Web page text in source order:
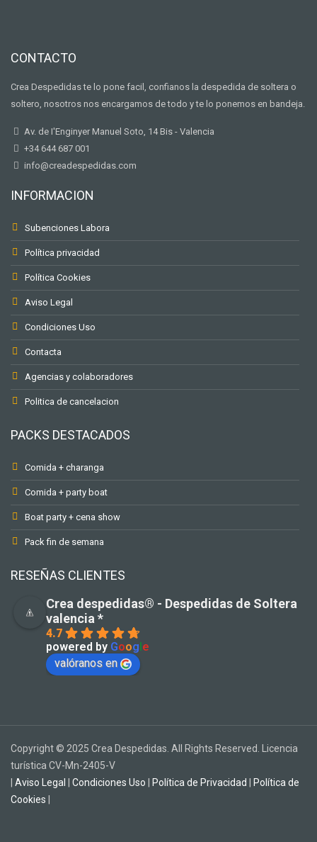
CONTACTO
Crea Despedidas te lo pone facil, confianos la despedida de soltera o
soltero, nosotros nos encargamos de todo y te lo ponemos en bandeja.
Av. de I'Enginyer Manuel Soto, 14 Bis - Valencia
+34 644 687 001
info@creadespedidas.com
INFORMACION
Subenciones Labora
Política privacidad
Política Cookies
Aviso Legal
Condiciones Uso
Contacta
Agencias y colaboradores
Politica de cancelacion
PACKS DESTACADOS
Comida + charanga
Comida + party boat
Boat party + cena show
Pack fin de semana
RESEÑAS CLIENTES
Crea despedidas®️ - Despedidas de Soltera
valencia *
4.7
powered by Google
valóranos en
Copyright © 2025 Crea Despedidas. All Rights Reserved. Licencia
turística CV-Mn-2405-V
Aviso Legal Condiciones Uso Política de Privacidad
Política de
Cookies